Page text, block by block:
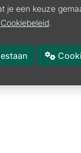
je een keuze
Cookiebeleid.